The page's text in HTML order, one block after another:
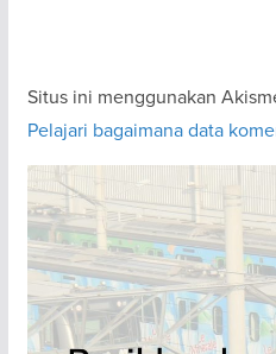
Situs ini menggunakan
Pelajari bagaimana data